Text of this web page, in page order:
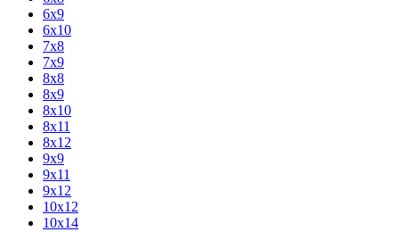
6х9
6x10
7х8
7x9
8х8
8х9
8х10
8x11
8x12
9х9
9x11
9x12
10x12
10x14